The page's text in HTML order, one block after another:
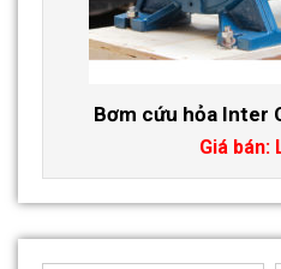
Bơm cứu hỏa Inter
Giá bán: